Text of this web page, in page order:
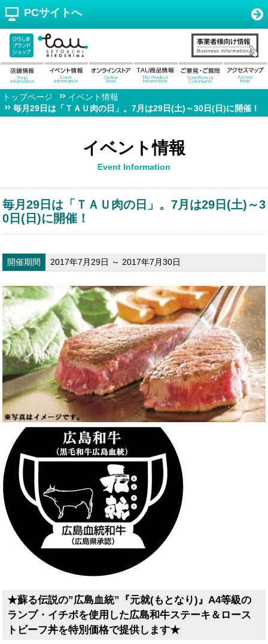
PCサイトへ
トップページ
イベント情報
毎月29日は「ＴＡＵ肉の日」。7月は29日(土)～30日(日)に開催！
イベント情報
Event Information
毎月29日は「ＴＡＵ肉の日」。7月は29日(土)～3
0日(日)に開催！
開催期間 2017年7月29日 ～ 2017年7月30日
★蘇る伝説の”広島血統”『元就(もとなり)』A4等級の
ランプ・イチボを使用した広島和牛ステーキ＆ロース
トビーフ丼を特別価格で提供します★